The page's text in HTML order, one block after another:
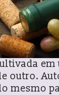
em
outro.
mesmo